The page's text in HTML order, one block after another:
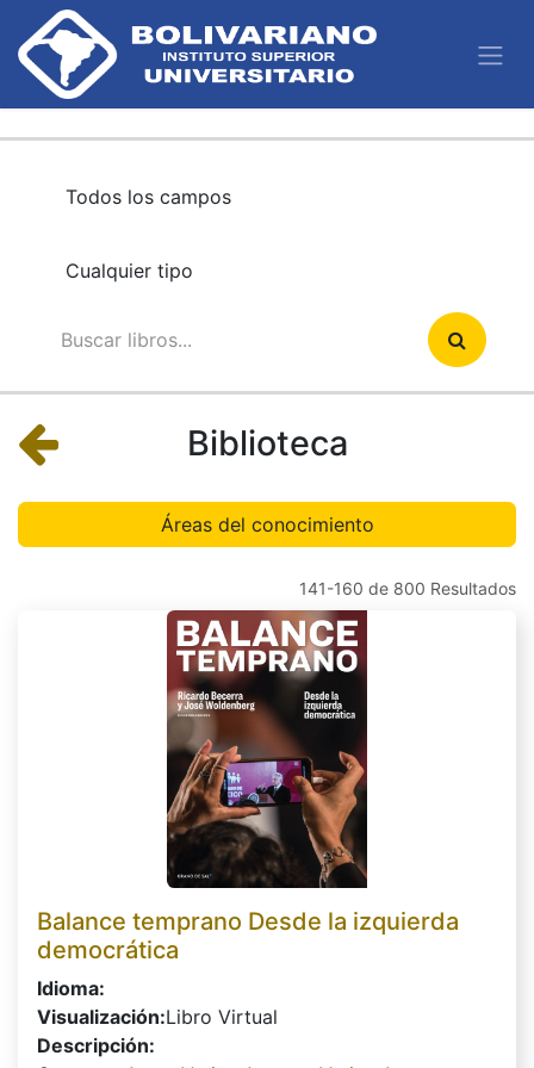
Biblioteca
Áreas del conocimiento
141-160 de 800 Resultados
Balance temprano Desde la izquierda
democrática
Idioma:
Visualización:Libro Virtual
Descripción: